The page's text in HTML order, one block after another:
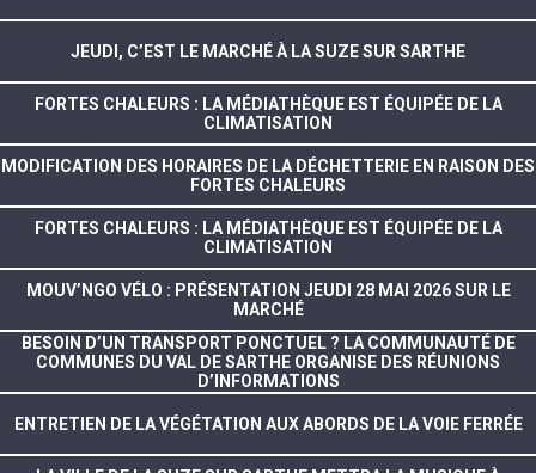
JEUDI, C’EST LE MARCHÉ À LA SUZE SUR SARTHE
FORTES CHALEURS : LA MÉDIATHÈQUE EST ÉQUIPÉE DE LA
CLIMATISATION
MODIFICATION DES HORAIRES DE LA DÉCHETTERIE EN RAISON DES
FORTES CHALEURS
FORTES CHALEURS : LA MÉDIATHÈQUE EST ÉQUIPÉE DE LA
CLIMATISATION
MOUV’NGO VÉLO : PRÉSENTATION JEUDI 28 MAI 2026 SUR LE
MARCHÉ
BESOIN D’UN TRANSPORT PONCTUEL ? LA COMMUNAUTÉ DE
COMMUNES DU VAL DE SARTHE ORGANISE DES RÉUNIONS
D’INFORMATIONS
ENTRETIEN DE LA VÉGÉTATION AUX ABORDS DE LA VOIE FERRÉE